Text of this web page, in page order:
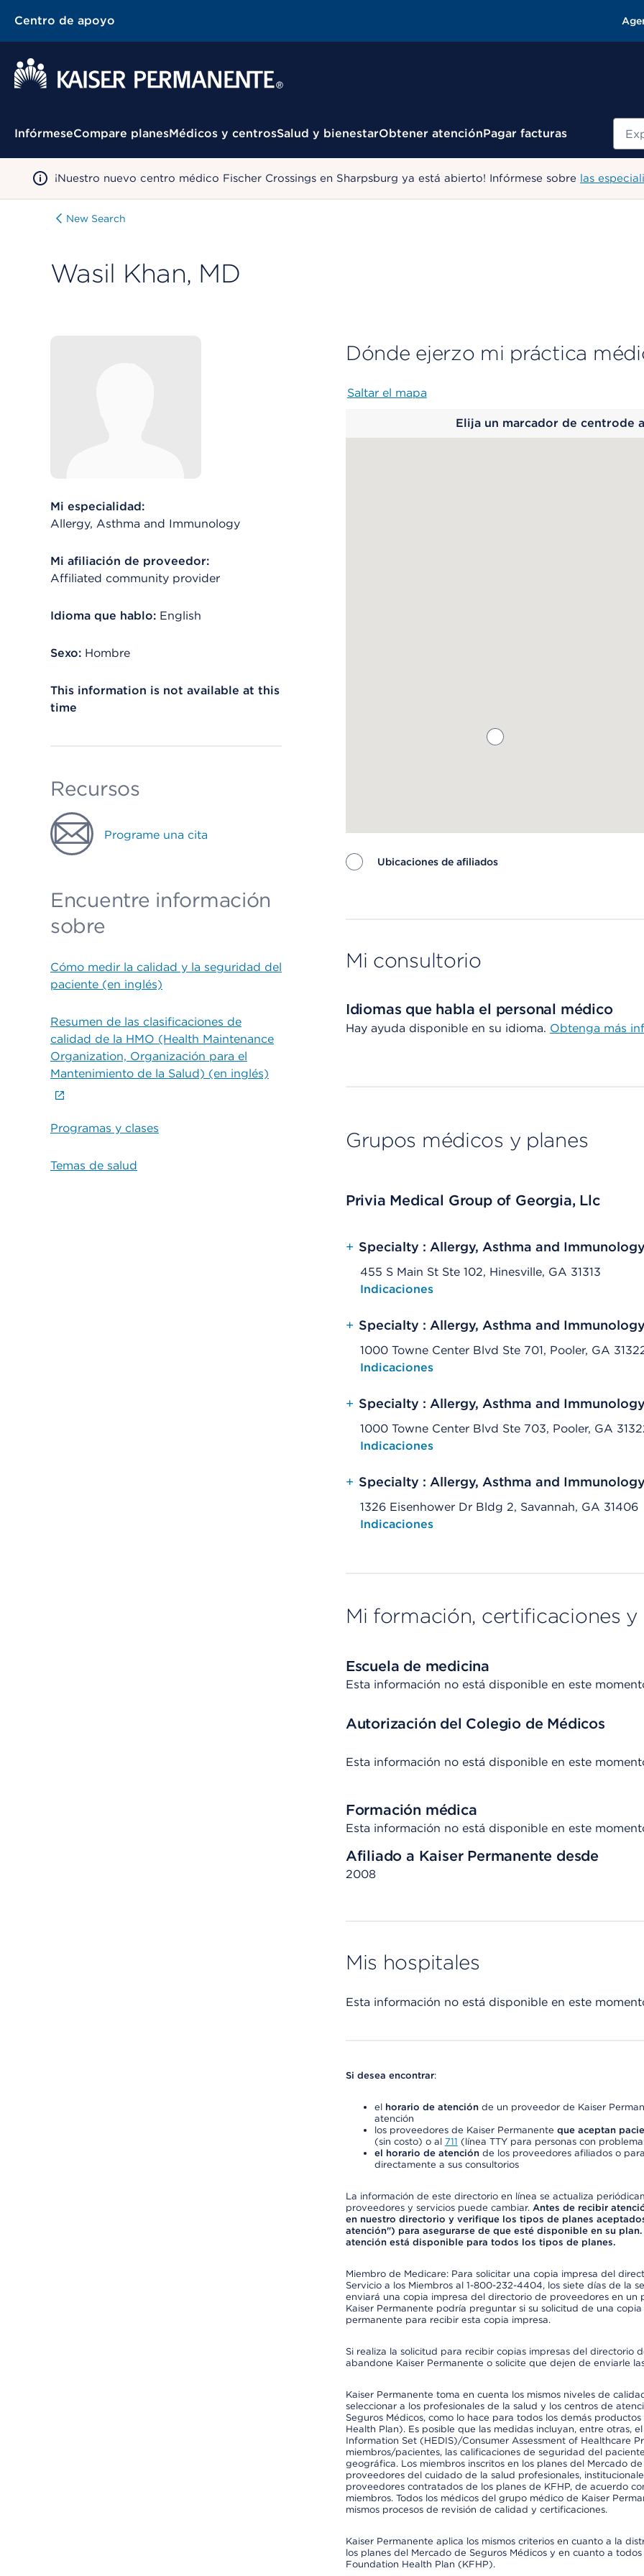
Centro de apoyo
Menú contextual
InfórmeseCompare planesMédicos y centrosSalud y bienestarObtener atenciónPagar facturas
¡Nuestro nuevo centro médico Fischer Crossings en Sharpsburg ya está abierto! Infórmese sobre las
New Search
Wasil Khan, MD
Mi especialidad:
Allergy, Asthma and Immunology
Mi afiliación de proveedor:
Affiliated community provider
Idioma que hablo: English
Sexo: Hombre
This information is not available at this
time
Recursos
Programe una cita
Encuentre información
sobre
Cómo medir la calidad y la seguridad del
paciente (en inglés)
Resumen de las clasificaciones de
calidad de la HMO (Health Maintenance
Organization, Organización para el
Mantenimiento de la Salud) (en inglés)
Programas y clases
Temas de salud
Dónde ejerzo mi práctica
Saltar el mapa
Elija un marcador de centrode
Ubicaciones de afiliados
Mi consultorio
Idiomas que habla el personal médico
Hay ayuda disponible en su idioma. Obtenga más
Grupos médicos y planes
Privia Medical Group of Georgia, Llc
+ Specialty : Allergy, Asthma and Immunology
455 S Main St Ste 102, Hinesville, GA 31313
Opens native map application on mobile devices
Indicaciones
+ Specialty : Allergy, Asthma and Immunology
1000 Towne Center Blvd Ste 701, Pooler, GA
Opens native map application on mobile devices
Indicaciones
+ Specialty : Allergy, Asthma and Immunology
1000 Towne Center Blvd Ste 703, Pooler, GA
Opens native map application on mobile devices
Indicaciones
+ Specialty : Allergy, Asthma and Immunology
1326 Eisenhower Dr Bldg 2, Savannah, GA 31406
Opens native map application on mobile devices
Indicaciones
Mi formación, certificaciones y
Escuela de medicina
Esta información no está disponible en este
Autorización del Colegio de Médicos
Esta información no está disponible en este
Formación médica
Esta información no está disponible en este
Afiliado a Kaiser Permanente desde
2008
Mis hospitales
Esta información no está disponible en este
Si desea encontrar:
el horario de atenciónde un proveedor de Kaiser
atención
los proveedores de Kaiser Permanente que aceptan
(sin costo) o al 711 (línea TTY para personas con
el horario de atenciónde los proveedores afiliados o
directamente a sus consultorios
La información de este directorio en línea se actualiza
proveedores y servicios puede cambiar. Antes de recibir
en nuestro directorio y verifique los tipos de planes
atención") para asegurarse de que esté disponible en su
atención está disponible para todos los tipos de planes.
Miembro de Medicare: Para solicitar una copia impresa del
Servicio a los Miembros al 1-800-232-4404, los siete días de la
enviará una copia impresa del directorio de proveedores en un
Kaiser Permanente podría preguntar si su solicitud de una
permanente para recibir esta copia impresa.
Si realiza la solicitud para recibir copias impresas del directorio
abandone Kaiser Permanente o solicite que dejen de enviarle
Kaiser Permanente toma en cuenta los mismos niveles de
seleccionar a los profesionales de la salud y los centros de
Seguros Médicos, como lo hace para todos los demás
Health Plan). Es posible que las medidas incluyan, entre otras,
Information Set (HEDIS)/Consumer Assessment of Healthcare
miembros/pacientes, las calificaciones de seguridad del
geográfica. Los miembros inscritos en los planes del Mercado
proveedores del cuidado de la salud profesionales,
proveedores contratados de los planes de KFHP, de acuerdo
miembros. Todos los médicos del grupo médico de Kaiser
mismos procesos de revisión de calidad y certificaciones.
Kaiser Permanente aplica los mismos criterios en cuanto a la
los planes del Mercado de Seguros Médicos y en cuanto a
Foundation Health Plan (KFHP).